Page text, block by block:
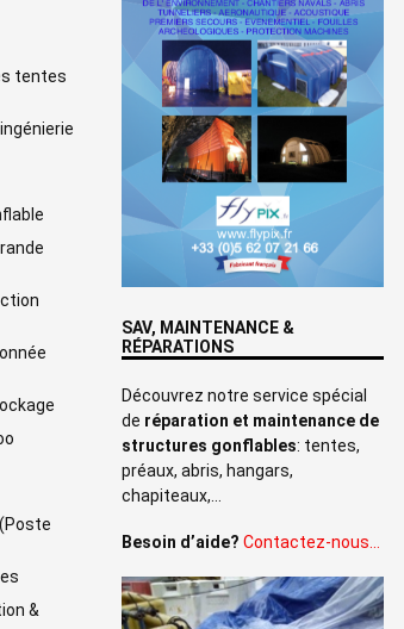
tentes
&
SAV, MAINTENANCE &
RÉPARATIONS
Découvrez notre service spécial
de réparation et maintenance de
structures gonflables: tentes,
préaux, abris, hangars,
chapiteaux,…
Besoin d’aide? Contactez-nous…